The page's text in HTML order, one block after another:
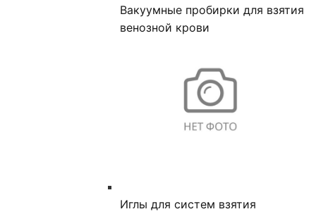
Вакуумные пробирки для взятия
венозной крови
Иглы для систем взятия